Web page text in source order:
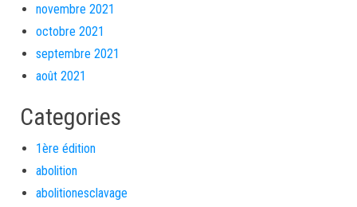
novembre 2021
octobre 2021
septembre 2021
août 2021
Categories
1ère édition
abolition
abolitionesclavage